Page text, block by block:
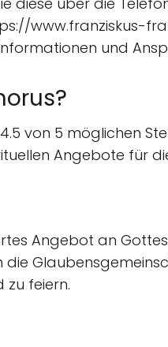
www.franziskus-
und
von 5 möglichen
Angebote für
Angebot an
feiern.